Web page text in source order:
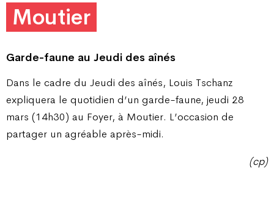
Moutier
Garde-faune au Jeudi des aînés
Dans le cadre du Jeudi des aînés, Louis Tschanz
expliquera le quotidien d’un garde-faune, jeudi 28
mars (14h30) au Foyer, à Moutier. L’occasion de
partager un agréable après-midi.
(cp)